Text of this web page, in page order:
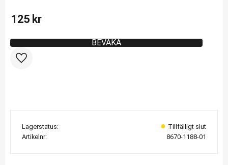
125 kr
Lägg till i favoriter
BEVAKA
Lagerstatus
Artikelnr
8670-1188-01